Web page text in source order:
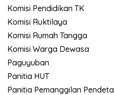
Komisi Pendidikan TK
Komisi Ruktilaya
Komisi Rumah Tangga
Komisi Warga Dewasa
Paguyuban
Panitia HUT
Panitia Pemanggilan Pendeta